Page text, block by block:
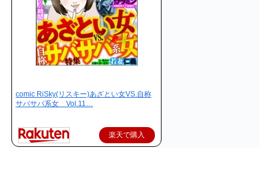
comic RiSky(リスキー)あざとい女VS.自称
サバサバ系女 Vol.11…
楽天で購入